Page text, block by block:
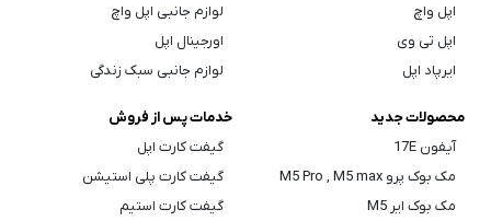
اپل واچ
اپل تی وی
ایرپاد اپل
لوازم جانبی اپل واچ
اورجینال اپل
لوازم جانبی سبک زندگی
محصولات جدید
آیفون 17E
مک بوک پرو M5 Pro , M5 max
مک بوک ایر M5
خدمات پس از فروش
گیفت کارت اپل
گیفت کارت پلی استیشن
گیفت کارت استیم